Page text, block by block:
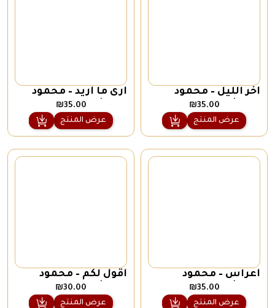
آخر اللّيل – محمود
₪35.00
عرض المنتج
أرى ما أريد – محمود
₪35.00
عرض المنتج
أعراس – محمود
₪35.00
عرض المنتج
أقول لكم – محمود
₪30.00
عرض المنتج